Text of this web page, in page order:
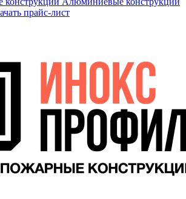
прайс-лист